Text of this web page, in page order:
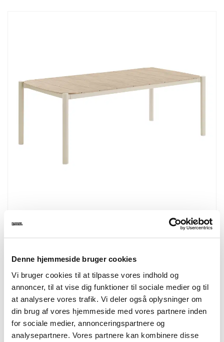
Denne hjemmeside bruger cookies
Vi bruger cookies til at tilpasse vores indhold og
annoncer, til at vise dig funktioner til sociale medier og til
at analysere vores trafik. Vi deler også oplysninger om
din brug af vores hjemmeside med vores partnere inden
for sociale medier, annonceringspartnere og
analysepartnere. Vores partnere kan kombinere disse
7501156
Dining table, aluminium/nonwood, sand/natural
NEWS